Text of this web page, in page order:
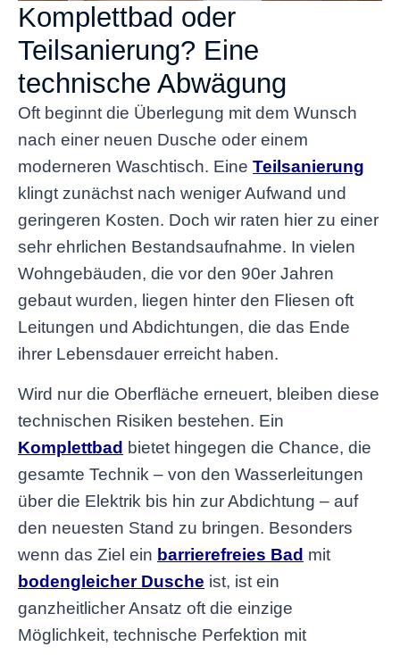
Komplettbad oder
Teilsanierung? Eine
technische Abwägung
Oft beginnt die Überlegung mit dem Wunsch
nach einer neuen Dusche oder einem
moderneren Waschtisch. Eine Teilsanierung
klingt zunächst nach weniger Aufwand und
geringeren Kosten. Doch wir raten hier zu einer
sehr ehrlichen Bestandsaufnahme. In vielen
Wohngebäuden, die vor den 90er Jahren
gebaut wurden, liegen hinter den Fliesen oft
Leitungen und Abdichtungen, die das Ende
ihrer Lebensdauer erreicht haben.
Wird nur die Oberfläche erneuert, bleiben diese
technischen Risiken bestehen. Ein
Komplettbad bietet hingegen die Chance, die
gesamte Technik – von den Wasserleitungen
über die Elektrik bis hin zur Abdichtung – auf
den neuesten Stand zu bringen. Besonders
wenn das Ziel ein barrierefreies Bad mit
bodengleicher Dusche ist, ist ein
ganzheitlicher Ansatz oft die einzige
Möglichkeit, technische Perfektion mit